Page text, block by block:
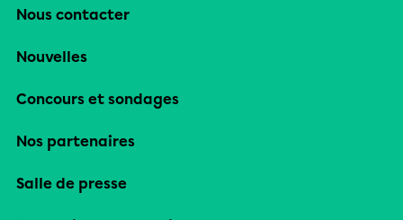
Nous contacter
Nouvelles
Concours et sondages
Nos partenaires
Salle de presse